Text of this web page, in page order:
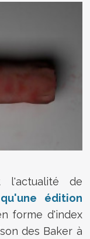
l'actualité de
qu'une édition
forme d'index
des Baker à